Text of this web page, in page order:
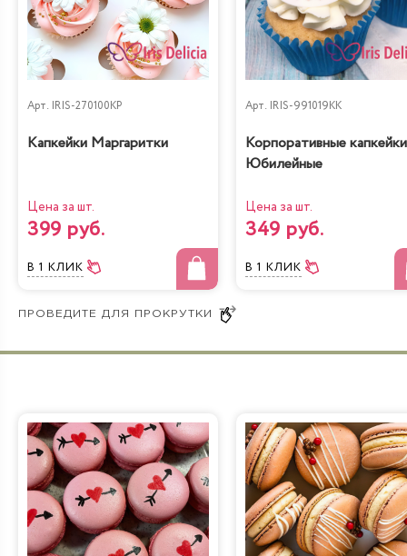
Арт. IRIS-270100KP
Капкейки Маргаритки
Цена за шт.
399 руб.
В 1 КЛИК
Арт. IRIS-991019KK
Корпоративные капкейки
Юбилейные
Цена за шт.
349 руб.
В 1 КЛИК